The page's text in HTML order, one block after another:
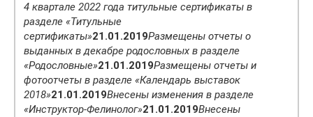
4 квартале 2022 года титульные сертификаты в
разделе «Титульные
сертификаты»21.01.2019Размещены отчеты о
выданных в декабре родословных в разделе
«Родословные»21.01.2019Размещены отчеты и
фотоотчеты в разделе «Календарь выставок
2018»21.01.2019Внесены изменения в разделе
«Инструктор-Фелинолог»21.01.2019Внесены